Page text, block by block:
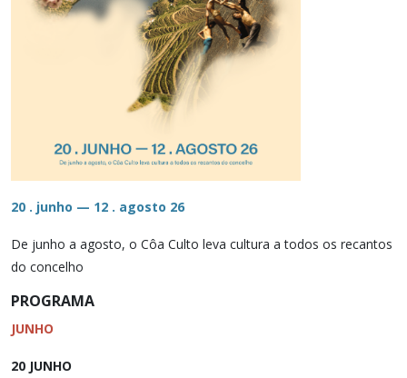
20 . junho — 12 . agosto 26
De junho a agosto, o Côa Culto leva cultura a todos os recantos
do concelho
PROGRAMA
JUNHO
20 JUNHO